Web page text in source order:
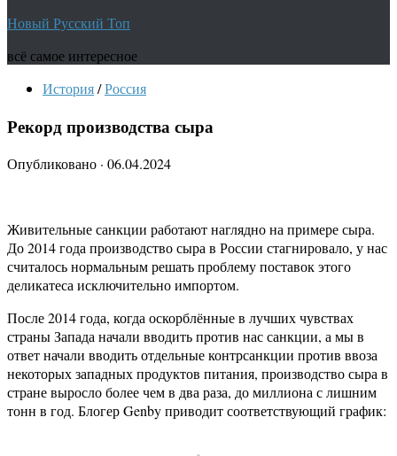
Новый Русский Топ
всё самое интересное
История/Россия
Рекорд производства сыра
Опубликовано · 06.04.2024
Живительные санкции работают наглядно на примере сыра.
До 2014 года производство сыра в России стагнировало, у нас
считалось нормальным решать проблему поставок этого
деликатеса исключительно импортом.
После 2014 года, когда оскорблённые в лучших чувствах
страны Запада начали вводить против нас санкции, а мы в
ответ начали вводить отдельные контрсанкции против ввоза
некоторых западных продуктов питания, производство сыра в
стране выросло более чем в два раза, до миллиона с лишним
тонн в год. Блогер Genby приводит соответствующий график: